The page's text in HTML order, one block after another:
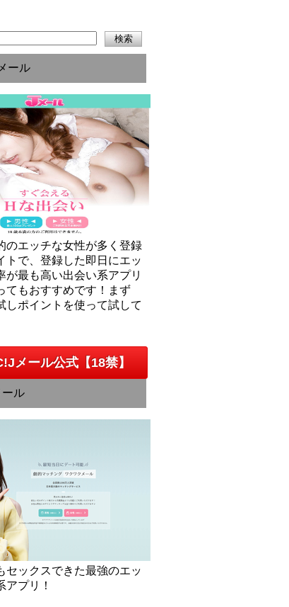
ール
のエッチな女性が多く登録
トで、登録した即日にエッ
が最も高い出会い系アプリ
てもおすすめです！まず
しポイントを使って試して
メール公式【18禁】
ール
セックスできた最強のエッ
アプリ！